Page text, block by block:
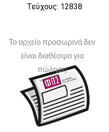
Τεύχους: 12838
Το αρχείο προσωρινά δεν
είναι διαθέσιμο για
πώληση